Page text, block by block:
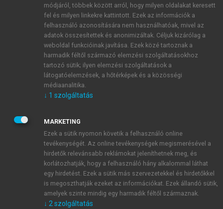
ÚJ FIÓK LÉTREHOZÁSA
1 óra díjmentes hozzáférés
E-MAIL-CÍM
JELSZÓ
JELSZÓ ÚJRA
Kérek értesítést a MeRSZ újdonságairól, akcióiról.
Kérek értesítést az Akadémiai Kiadó Zrt. újdonságairól,
módjáról, többek között arról, hogy milyen oldalakat keresett
fel és milyen linkekre kattintott. Ezek az információk a
felhasználó azonosítására nem használhatóak, mivel az
adatok összesítettek és anonimizáltak. Céljuk kizárólag a
weboldal funkcióinak javítása. Ezek közé tartoznak a
harmadik féltől származó elemzési szolgáltatásokhoz
tartozó sütik; ilyen elemzési szolgáltatások a
látogatóelemzések, a hőtérképek és a közösségi
médiaanalitika.
↓ 1 szolgáltatás
MARKETING
Ezek a sütik nyomon követik a felhasználó online
tevékenységét. Az online tevékenységek megismerésével a
hirdetők relevánsabb reklámokat jeleníthetnek meg, és
korlátozhatják, hogy a felhasználó hány alkalommal láthat
egy hirdetést. Ezek a sütik más szervezetekkel és hirdetőkkel
is megoszthatják ezeket az információkat. Ezek állandó sütik,
amelyek szinte mindig egy harmadik féltől származnak.
↓ 2 szolgáltatás